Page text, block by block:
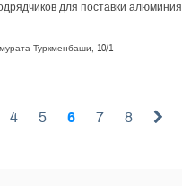
для поставки алюминия
Туркменбаши, 10/1
4 5 6 7 8